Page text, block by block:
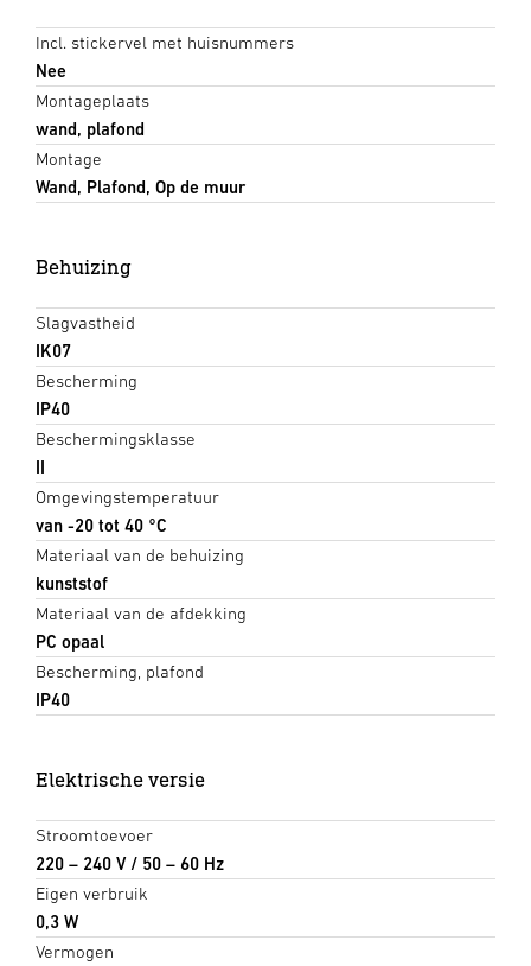
Incl. stickervel met huisnummers
Nee
Montageplaats
wand, plafond
Montage
Wand, Plafond, Op de muur
Behuizing
Slagvastheid
IK07
Bescherming
IP40
Beschermingsklasse
II
Omgevingstemperatuur
van -20 tot 40 °C
Materiaal van de behuizing
kunststof
Materiaal van de afdekking
PC opaal
Bescherming, plafond
IP40
Elektrische versie
Stroomtoevoer
220 – 240 V / 50 – 60 Hz
Eigen verbruik
0,3 W
Vermogen